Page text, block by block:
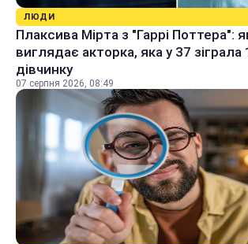
ЛЮДИ
Плаксива Мірта з "Гаррі Поттера":
виглядає акторка, яка у 37 зіграла
дівчинку
07 серпня 2026, 08:49